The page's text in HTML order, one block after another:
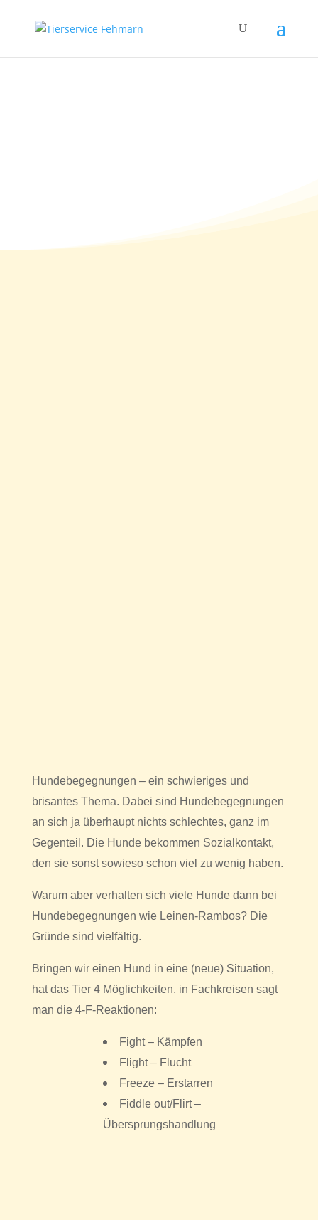
Hundebegegnungen – ein schwieriges und
brisantes Thema. Dabei sind Hundebegegnungen
an sich ja überhaupt nichts schlechtes, ganz im
Gegenteil. Die Hunde bekommen Sozialkontakt,
den sie sonst sowieso schon viel zu wenig haben.
Warum aber verhalten sich viele Hunde dann bei
Hundebegegnungen wie Leinen-Rambos? Die
Gründe sind vielfältig.
Bringen wir einen Hund in eine (neue) Situation,
hat das Tier 4 Möglichkeiten, in Fachkreisen sagt
man die 4-F-Reaktionen:
Fight – Kämpfen
Flight – Flucht
Freeze – Erstarren
Fiddle out/Flirt –
Übersprungshandlung